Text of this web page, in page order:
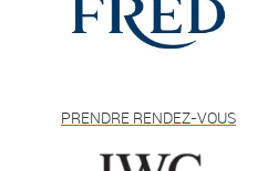
PRENDRE RENDEZ-VOUS